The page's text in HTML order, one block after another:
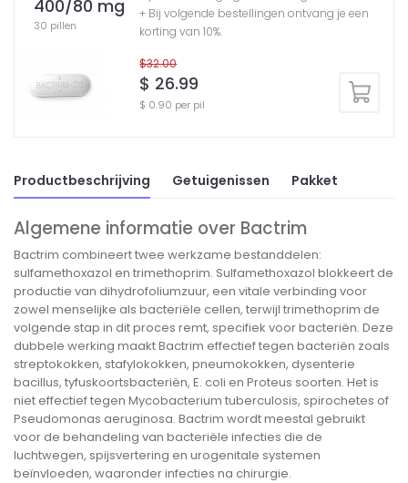
400/80 mg
30 pillen
$32.00
$ 26.99
$ 0.90 per pil
+ Bij volgende bestellingen ontvang je een
korting van 10%.
Productbeschrijving Getuigenissen Pakket
Algemene informatie over Bactrim
Bactrim combineert twee werkzame bestanddelen:
sulfamethoxazol en trimethoprim. Sulfamethoxazol blokkeert de
productie van dihydrofoliumzuur, een vitale verbinding voor
zowel menselijke als bacteriële cellen, terwijl trimethoprim de
volgende stap in dit proces remt, specifiek voor bacteriën. Deze
dubbele werking maakt Bactrim effectief tegen bacteriën zoals
streptokokken, stafylokokken, pneumokokken, dysenterie
bacillus, tyfuskoortsbacteriën, E. coli en Proteus soorten. Het is
niet effectief tegen Mycobacterium tuberculosis, spirochetes of
Pseudomonas aeruginosa. Bactrim wordt meestal gebruikt
voor de behandeling van bacteriële infecties die de
luchtwegen, spijsvertering en urogenitale systemen
beïnvloeden, waaronder infecties na chirurgie.